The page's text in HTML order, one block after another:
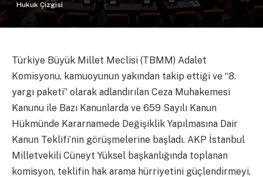
Hukuk Çizgisi
Türkiye Büyük Millet Meclisi (TBMM) Adalet
Komisyonu, kamuoyunun yakından takip ettiği ve “8.
yargı paketi” olarak adlandırılan Ceza Muhakemesi
Kanunu ile Bazı Kanunlarda ve 659 Sayılı Kanun
Hükmünde Kararnamede Değişiklik Yapılmasına Dair
Kanun Teklifi’nin görüşmelerine başladı. AKP İstanbul
Milletvekili Cüneyt Yüksel başkanlığında toplanan
komisyon, teklifin hak arama hürriyetini güçlendirmeyi,